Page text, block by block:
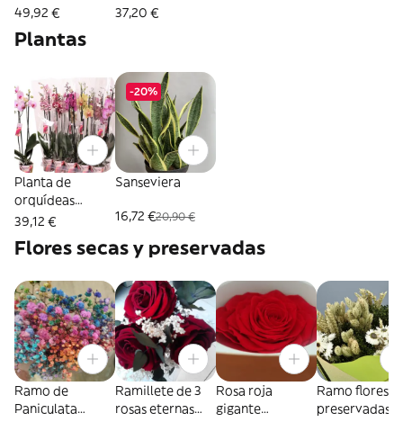
grande
49,92 €
mediano
37,20 €
Plantas
Planta de
orquídeas
Phalaenopsis
cm
39,12 €
-20%
Sanseviera
16,72 €20,90 €
Flores secas y preservadas
Ramo de
Paniculata
Ramillete de 3
rosas eternas
Rosa roja
gigante
Ramo flores
preservadas